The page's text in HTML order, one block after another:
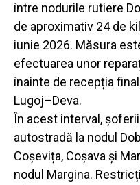
între nodurile rutiere
de aproximativ 24 de
iunie 2026. Măsura
efectuarea unor
înainte de recepția
Lugoj–Deva.
În acest interval,
autostradă la nodul
Coșevița, Coșava și
nodul Margina.